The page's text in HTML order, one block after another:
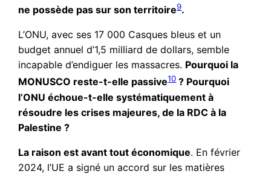
ne possède pas sur son territoire9.
L’ONU, avec ses 17 000 Casques bleus et un
budget annuel d’1,5 milliard de dollars, semble
incapable d’endiguer les massacres. Pourquoi la
MONUSCO reste-t-elle passive10? Pourquoi
l’ONU échoue-t-elle systématiquement à
résoudre les crises majeures, de la RDC à la
Palestine ?
La raison est avant tout économique. En février
2024, l’UE a signé un accord sur les matières